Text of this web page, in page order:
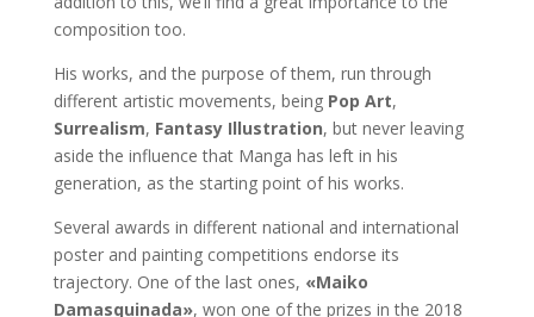
composition too.
His works, and the purpose of them, run through
different artistic movements, being Pop Art,
Surrealism, Fantasy Illustration, but never leaving
aside the influence that Manga has left in his
generation, as the starting point of his works.
Several awards in different national and international
poster and painting competitions endorse its
trajectory. One of the last ones, «Maiko
Damasquinada», won one of the prizes in the 2018